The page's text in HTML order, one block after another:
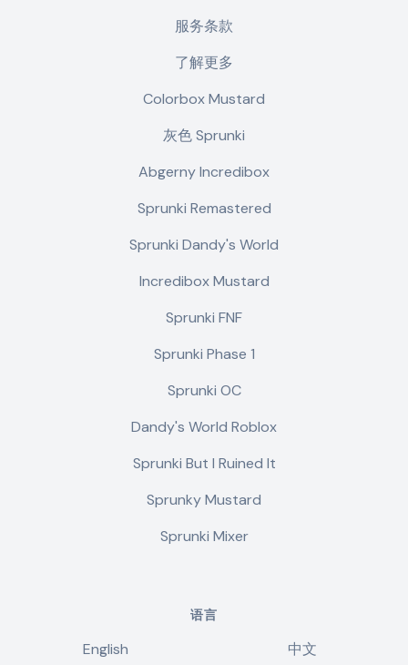
服务条款
了解更多
Colorbox Mustard
灰色 Sprunki
Abgerny Incredibox
Sprunki Remastered
Sprunki Dandy's World
Incredibox Mustard
Sprunki FNF
Sprunki Phase 1
Sprunki OC
Dandy's World Roblox
Sprunki But I Ruined It
Sprunky Mustard
Sprunki Mixer
语言
English 中文